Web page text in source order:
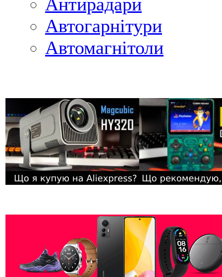
Автогарнітури
Автомагнітоли